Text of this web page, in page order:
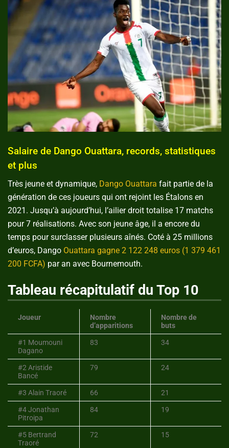
Salaire de Dango Ouattara, records, statistiques
et plus
Très jeune et dynamique, Dango Ouattara fait partie de la
génération de ces joueurs qui ont rejoint les Étalons en
2021. Jusqu’à aujourd’hui, l’ailier droit totalise 17 matchs
pour 7 réalisations. Avec son jeune âge, il a encore du
temps pour surclasser plusieurs aînés. Coté à 25 millions
d’euros, Dango Ouattara gagne 2 122 248 euros (1 379 461
200 FCFA) par an avec Bournemouth.
Tableau récapitulatif du Top 10
Joueur
Nombre
d’apparitions
Nombre de
buts
#1 Moumouni
Dagano
83 34
#2 Aristide
Bancé
79 24
#3 Alain Traoré 66 21
#4 Jonathan
Pitroipa
84 19
#5 Bertrand
Traoré
72 15